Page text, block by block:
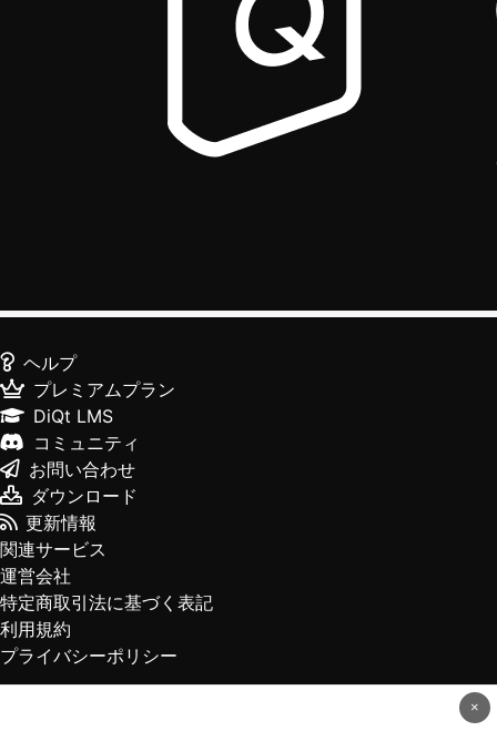
×
ヘルプ
プレミアムプラン
DiQt LMS
コミュニティ
お問い合わせ
ダウンロード
更新情報
関連サービス
運営会社
特定商取引法に基づく表記
利用規約
プライバシーポリシー